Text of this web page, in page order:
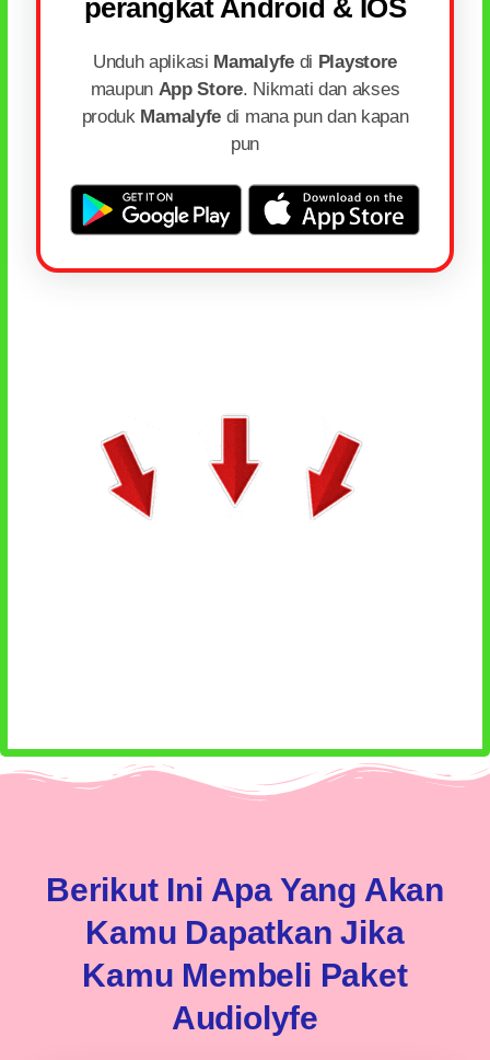
perangkat Android & IOS
Unduh aplikasi Mamalyfe di Playstore
maupun App Store. Nikmati dan akses
produk Mamalyfe di mana pun dan kapan
pun
Berikut Ini Apa Yang Akan
Kamu Dapatkan Jika
Kamu Membeli Paket
Audiolyfe